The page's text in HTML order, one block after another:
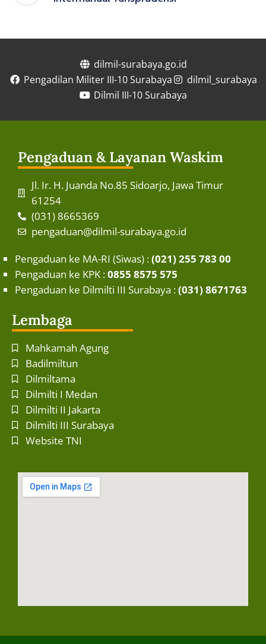
dilmil-surabaya.go.id
Pengadilan Militer III-10 Surabaya
dilmil_surabaya
Dilmil III-10 Surabaya
Pengaduan & Layanan Waskim
Jl. Ir. H. Juanda No.85 Sidoarjo, Jawa Timur
61254
(031) 8665369
pengaduan@dilmil-surabaya.go.id
Pengaduan ke MA-RI (Siwas) :(021) 255 783 00
Pengaduan ke KPK :0855 8575 575
Pengaduan ke Dilmilti III Surabaya :(031) 8671763
Lembaga
Mahkamah Agung
Badilmiltun
Dilmiltama
Dilmilti I Medan
Dilmilti II Jakarta
Dilmilti III Surabaya
Website TNI